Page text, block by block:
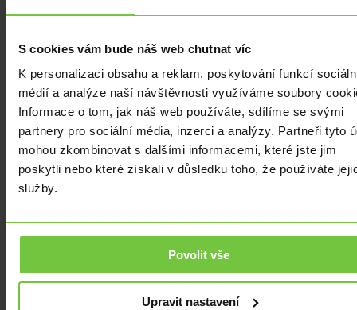
S cookies vám bude náš web chutnat víc
K personalizaci obsahu a reklam, poskytování funkcí
médií a analýze naší návštěvnosti využíváme soubory
Informace o tom, jak náš web používáte, sdílíme se svými
partnery pro sociální média, inzerci a analýzy. Partneři tyto
mohou zkombinovat s dalšími informacemi, které jste jim
poskytli nebo které získali v důsledku toho, že používáte
služby.
Povolit vše
Upravit nastavení
přístupů.
Chang,
projevující
zájem
o
biotechnologie,
rovněž
nabízí
své
začínajícím
oblasti